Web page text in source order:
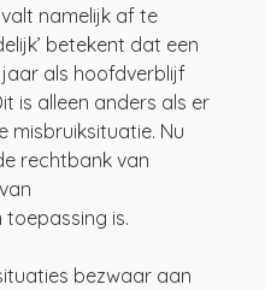
namelijk af te
betekent dat een
als hoofdverblijf
is alleen anders als er
misbruiksituatie. Nu
rechtbank van
is.
bezwaar aan